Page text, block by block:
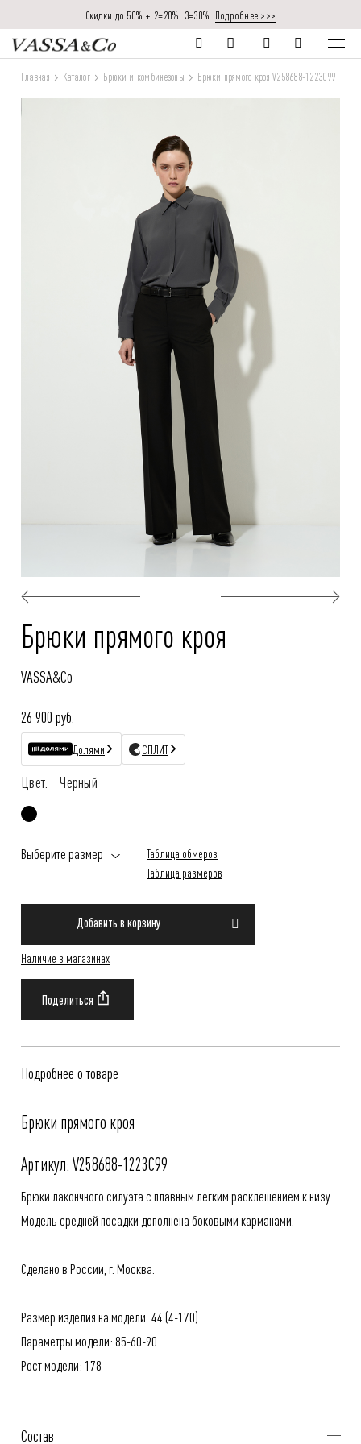
Скидки до 50% + 2=20%, 3=30%. Подробнее >>>
Главная Каталог Брюки и комбинезоны Брюки прямого кроя V258688-1223C99
Брюки прямого кроя
VASSA&Co
26 900 руб.
Долями СПЛИТ
Цвет: Черный
Выберите размер
Таблица обмеров
Таблица размеров
Добавить в корзину
Наличие в магазинах
Подробнее о товаре
Брюки прямого кроя
Артикул: V258688-1223C99
Брюки лакончного силуэта с плавным легким расклешением к низу.
Модель средней посадки дополнена боковыми карманами.
Сделано в России, г. Москва.
Размер изделия на модели: 44 (4-170)
Параметры модели: 85-60-90
Рост модели: 178
Состав